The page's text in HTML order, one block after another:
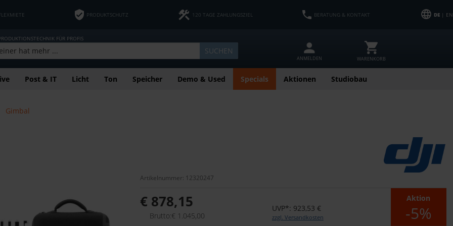
PRODUKTSCHUTZ 120 TAGE ZAHLUNGSZIEL BERATUNG & KONTAKT DE| EN
FÜR PROFIS
SUCHEN
ANMELDEN WARENKORB
Post & IT Licht Ton Speicher Demo & Used Specials Aktionen Studiobau
Gimbal
Artikelnummer: 12320247
€ 878,15
Brutto:€ 1.045,00
UVP*: 923,53 €
zzgl. Versandkosten
Aktion
-5%